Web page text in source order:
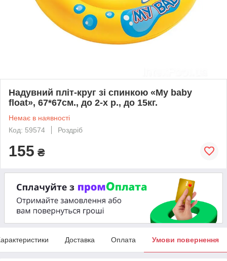
Надувний пліт-круг зі спинкою «My baby
float», 67*67см., до 2-х р., до 15кг.
Немає в наявності
Код: 59574
Роздріб
155 ₴
Доставка Оплата Умови повернення